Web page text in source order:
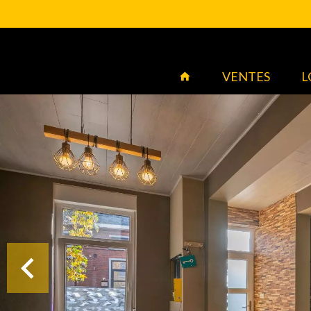
VENTES